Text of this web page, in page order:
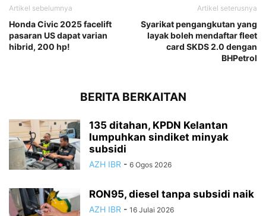
Artikel sebelumnya
Honda Civic 2025 facelift
pasaran US dapat varian
hibrid, 200 hp!
Artikel seterusnya
Syarikat pengangkutan yang
layak boleh mendaftar fleet
card SKDS 2.0 dengan
BHPetrol
BERITA BERKAITAN
135 ditahan, KPDN Kelantan
lumpuhkan sindiket minyak
subsidi
AZH IBR - 6 Ogos 2026
RON95, diesel tanpa subsidi naik
AZH IBR - 16 Julai 2026